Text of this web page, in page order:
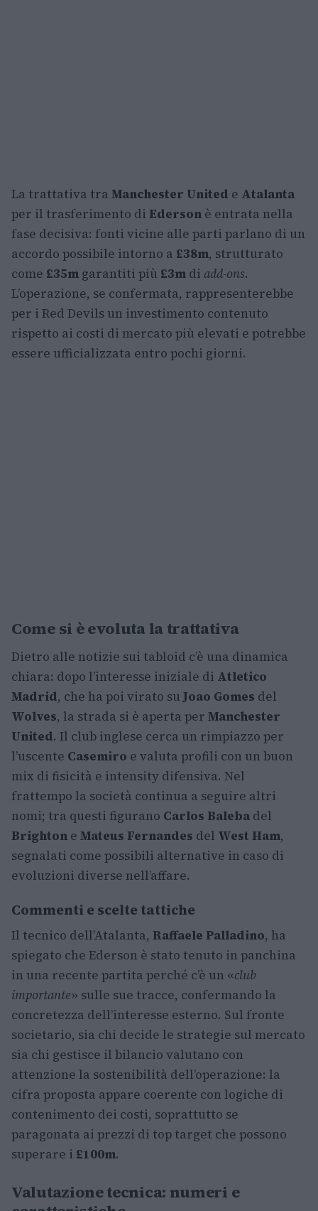
La trattativa tra Manchester United e Atalanta
per il trasferimento di Ederson è entrata nella
fase decisiva: fonti vicine alle parti parlano di un
accordo possibile intorno a £38m, strutturato
come £35m garantiti più £3m di add-ons.
L’operazione, se confermata, rappresenterebbe
per i Red Devils un investimento contenuto
rispetto ai costi di mercato più elevati e potrebbe
essere ufficializzata entro pochi giorni.
Come si è evoluta la trattativa
Dietro alle notizie sui tabloid c’è una dinamica
chiara: dopo l’interesse iniziale di Atletico
Madrid, che ha poi virato suJoao Gomes del
Wolves, la strada si è aperta per Manchester
United. Il club inglese cerca un rimpiazzo per
l’uscente Casemiro e valuta profili con un buon
mix di fisicità e intensity difensiva. Nel
frattempo la società continua a seguire altri
nomi; tra questi figurano Carlos Baleba del
Brighton e Mateus Fernandes del West Ham,
segnalati come possibili alternative in caso di
evoluzioni diverse nell’affare.
Commenti e scelte tattiche
Il tecnico dell’Atalanta, Raffaele Palladino, ha
spiegato che Ederson è stato tenuto in panchina
in una recente partita perché c’è un «club
importante» sulle sue tracce, confermando la
concretezza dell’interesse esterno. Sul fronte
societario, sia chi decide le strategie sul mercato
sia chi gestisce il bilancio valutano con
attenzione la sostenibilità dell’operazione: la
cifra proposta appare coerente con logiche di
contenimento dei costi, soprattutto se
paragonata ai prezzi di top target che possono
superare i £100m.
Valutazione tecnica: numeri e